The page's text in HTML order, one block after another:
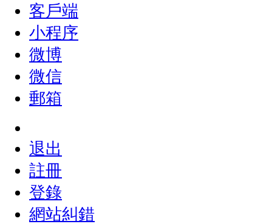
客戶端
小程序
微博
微信
郵箱
退出
註冊
登錄
網站糾錯